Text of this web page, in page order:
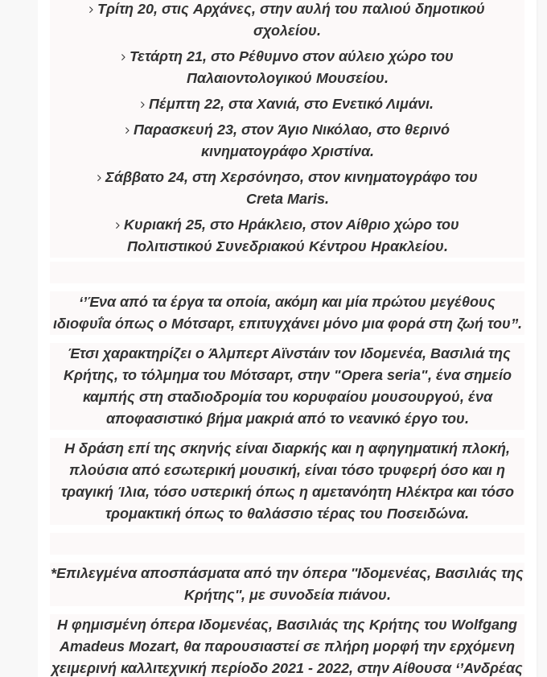
Τρίτη 20, στιςΑρχάνες, στην αυλή του παλιού δημοτικού
σχολείου.
Τετάρτη 21, στο Ρέθυμνο στον αύλειο χώρο του
Παλαιοντολογικού Μουσείου.
Πέμπτη 22, σταΧανιά, στο Ενετικό Λιμάνι.
Παρασκευή 23, στονΆγιο Νικόλαο, στο θερινό
κινηματογράφο Χριστίνα.
Σάββατο 24, στηΧερσόνησο, στον κινηματογράφο του
Creta Maris.
Κυριακή 25, στο Ηράκλειο, στον Αίθριο χώρο του
Πολιτιστικού Συνεδριακού Κέντρου Ηρακλείου.
‘’Ένα από τα έργα τα οποία, ακόμη και μία πρώτου μεγέθους
ιδιοφυΐα όπως ο Μότσαρτ, επιτυγχάνει μόνο μια φορά στη ζωή του’’.
Έτσι χαρακτηρίζει ο Άλμπερτ Αϊνστάιν τον Ιδομενέα, Βασιλιά της
Κρήτης, το τόλμημα του Μότσαρτ, στην "Opera seria", ένα σημείο
καμπής στη σταδιοδρομία του κορυφαίου μουσουργού, ένα
αποφασιστικό βήμα μακριά από το νεανικό έργο του.
Η δράση επί της σκηνής είναι διαρκής και η αφηγηματική πλοκή,
πλούσια από εσωτερική μουσική, είναι τόσο τρυφερή όσο και η
τραγική Ίλια, τόσο υστερική όπως η αμετανόητη Ηλέκτρα και τόσο
τρομακτική όπως το θαλάσσιο τέρας του Ποσειδώνα.
*Επιλεγμένα αποσπάσματα από την όπερα ''Ιδομενέας, Βασιλιάς της
Κρήτης'', με συνοδεία πιάνου.
Η φημισμένη όπεραΙδομενέας, Βασιλιάς της Κρήτης του Wolfgang
Amadeus Mozart, θα παρουσιαστεί σε πλήρη μορφή την ερχόμενη
χειμερινή καλλιτεχνική περίοδο 2021 - 2022, στην Αίθουσα ‘’Ανδρέας